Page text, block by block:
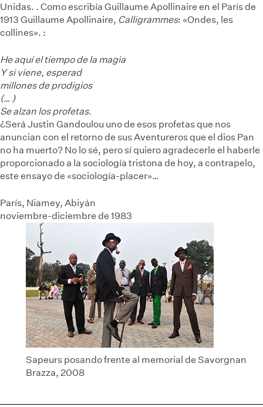
Unidas. . Como escribía Guillaume Apollinaire en el París de
1913 Guillaume Apollinaire, Calligrammes: «Ondes, les
collines». :
He aquí el tiempo de la magia
Y si viene, esperad
millones de prodigios
(… )
Se alzan los profetas.
¿Será Justin Gandoulou uno de esos profetas que nos
anuncian con el retorno de sus Aventureros que el dios Pan
no ha muerto? No lo sé, pero sí quiero agradecerle el haberle
proporcionado a la sociología tristona de hoy, a contrapelo,
este ensayo de «sociología-placer»…
París, Niamey, Abiyán
noviembre-diciembre de 1983
Sapeurs posando frente al memorial de Savorgnan
Brazza, 2008